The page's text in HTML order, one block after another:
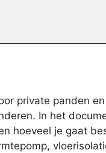
private panden
In het
hoeveel je gaat